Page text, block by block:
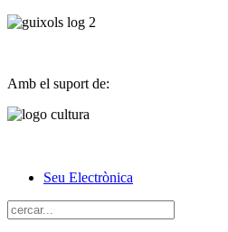
Amb el suport de:
Seu Electrònica